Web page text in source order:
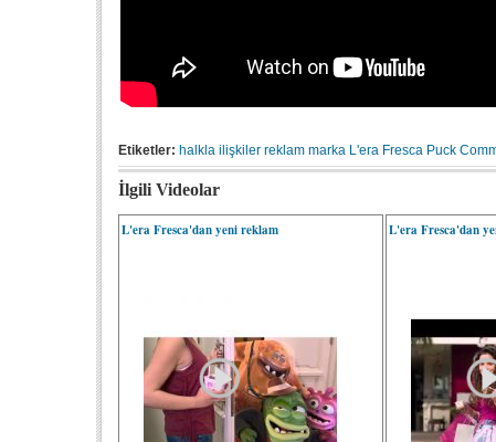
Etiketler: halkla ilişkiler reklam marka L'era Fresca Puck
İlgili Videolar
L'era Fresca'dan yeni reklam L'era Fresca'dan